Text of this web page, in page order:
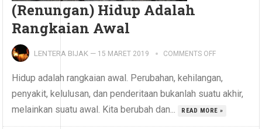
(Renungan) Hidup Adalah
Rangkaian Awal
LENTERA BIJAK — 15 MARET 2019 COMMENTS OFF
Hidup adalah rangkaian awal. Perubahan, kehilangan,
penyakit, kelulusan, dan penderitaan bukanlah suatu akhir,
melainkan suatu awal. Kita berubah dan...
READ MORE »